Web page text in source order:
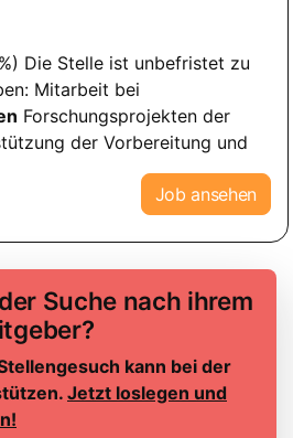
Die Stelle ist unbefristet zu
Mitarbeit bei
Forschungsprojekten der
der Vorbereitung und
Job ansehen
Suche nach ihrem
kann bei der
Jetzt loslegen und